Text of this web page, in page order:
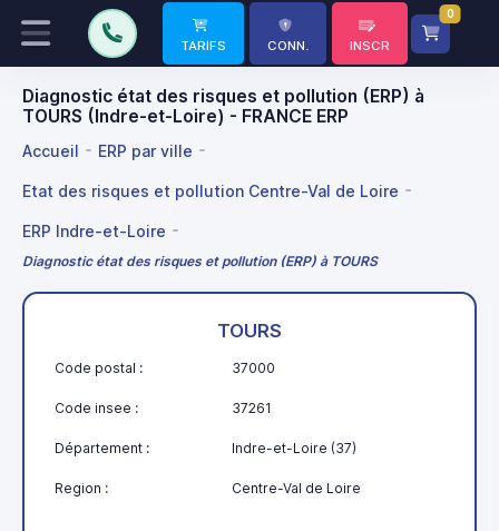
TARIFS CONN. INSCR
0
Diagnostic état des risques et pollution (ERP) à
TOURS (Indre-et-Loire) - FRANCE ERP
Accueil ERP par ville
Etat des risques et pollution Centre-Val de Loire
ERP Indre-et-Loire
Diagnostic état des risques et pollution (ERP) à TOURS
TOURS
Code postal : 37000
Code insee : 37261
Département : Indre-et-Loire (37)
Region : Centre-Val de Loire